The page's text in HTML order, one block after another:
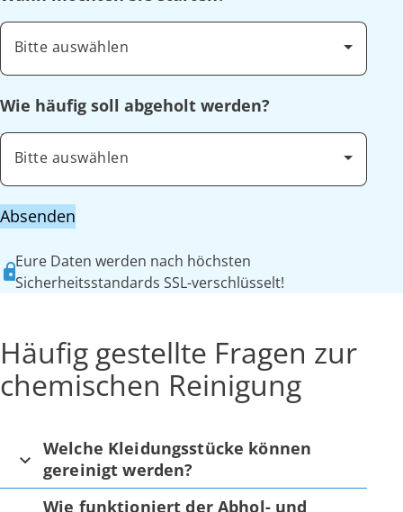
Bitte auswählen
Wie häufig soll abgeholt werden?
Bitte auswählen
Absenden
Eure Daten werden nach höchsten
Sicherheitsstandards SSL-verschlüsselt!
Häufig gestellte Fragen zur
chemischen Reinigung
Welche Kleidungsstücke können
gereinigt werden?
Wie funktioniert der Abhol- und